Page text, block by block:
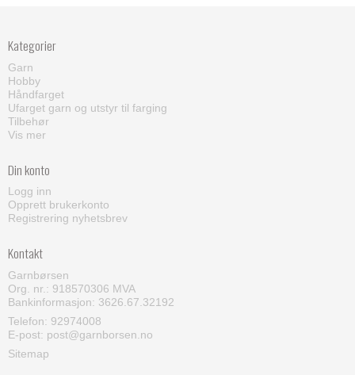
Kategorier
Garn
Hobby
Håndfarget
Ufarget garn og utstyr til farging
Tilbehør
Vis mer
Din konto
Logg inn
Opprett brukerkonto
Registrering nyhetsbrev
Kontakt
Garnbørsen
Org. nr.: 918570306 MVA
Bankinformasjon: 3626.67.32192
Telefon: 92974008
E-post: post@garnborsen.no
Sitemap